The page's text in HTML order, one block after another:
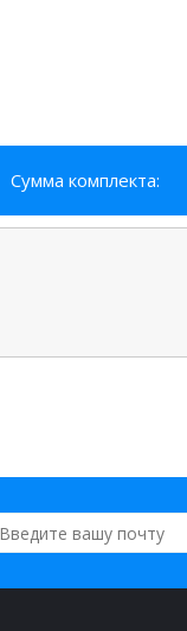
Сумма комплекта: